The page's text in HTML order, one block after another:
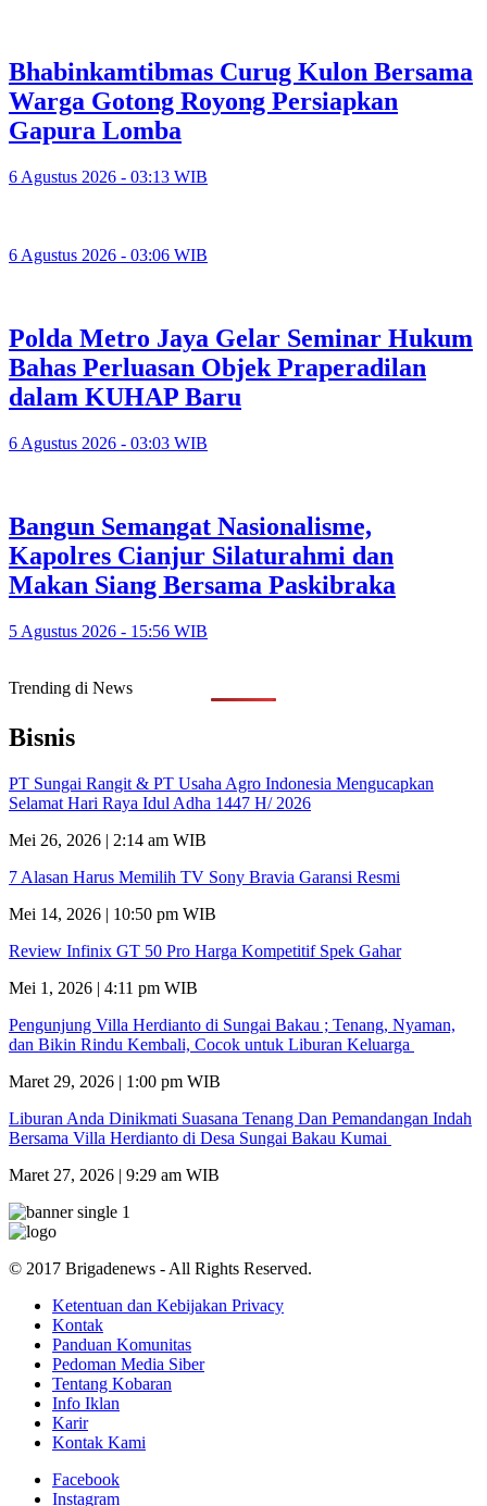
Bhabinkamtibmas Curug Kulon Bersama
Warga Gotong Royong Persiapkan
Gapura Lomba
6 Agustus 2026 - 03:13 WIB
6 Agustus 2026 - 03:06 WIB
Polda Metro Jaya Gelar Seminar Hukum
Bahas Perluasan Objek Praperadilan
dalam KUHAP Baru
6 Agustus 2026 - 03:03 WIB
Bangun Semangat Nasionalisme,
Kapolres Cianjur Silaturahmi dan
Makan Siang Bersama Paskibraka
5 Agustus 2026 - 15:56 WIB
Trending di News
Bisnis
PT Sungai Rangit & PT Usaha Agro Indonesia Mengucapkan
Selamat Hari Raya Idul Adha 1447 H/ 2026
Mei 26, 2026 | 2:14 am WIB
7 Alasan Harus Memilih TV Sony Bravia Garansi Resmi
Mei 14, 2026 | 10:50 pm WIB
Review Infinix GT 50 Pro Harga Kompetitif Spek Gahar
Mei 1, 2026 | 4:11 pm WIB
Pengunjung Villa Herdianto di Sungai Bakau ; Tenang, Nyaman,
dan Bikin Rindu Kembali, Cocok untuk Liburan Keluarga
Maret 29, 2026 | 1:00 pm WIB
Liburan Anda Dinikmati Suasana Tenang Dan Pemandangan Indah
Bersama Villa Herdianto di Desa Sungai Bakau Kumai
Maret 27, 2026 | 9:29 am WIB
© 2017 Brigadenews - All Rights Reserved.
Ketentuan dan Kebijakan Privacy
Kontak
Panduan Komunitas
Pedoman Media Siber
Tentang Kobaran
Info Iklan
Karir
Kontak Kami
Facebook
Instagram